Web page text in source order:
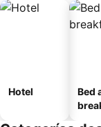
Hotel
Bed